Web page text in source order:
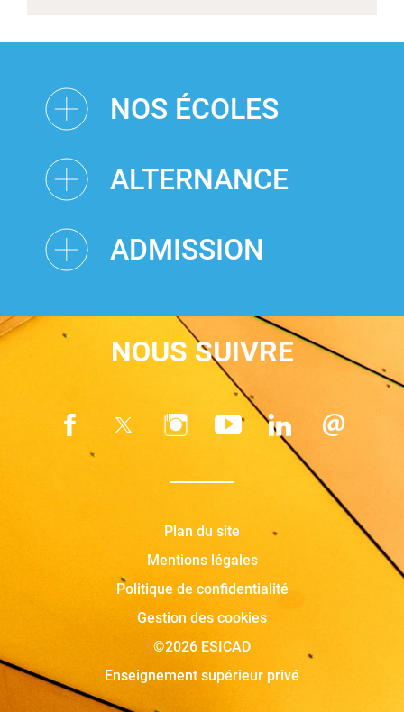
NOS ÉCOLES
ALTERNANCE
ADMISSION
NOUS SUIVRE
Plan du site
Mentions légales
Politique de confidentialité
Gestion des cookies
©2026 ESICAD
Enseignement supérieur privé